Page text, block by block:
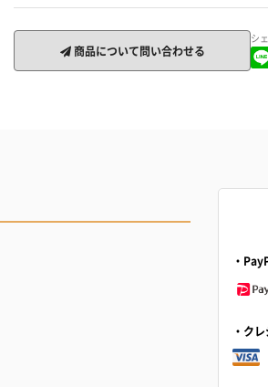
商品について問い合わせる
シ
・
・ク